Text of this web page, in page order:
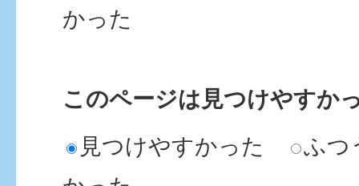
かった
このページは見つけやすか
見つけやすかった
ふつ